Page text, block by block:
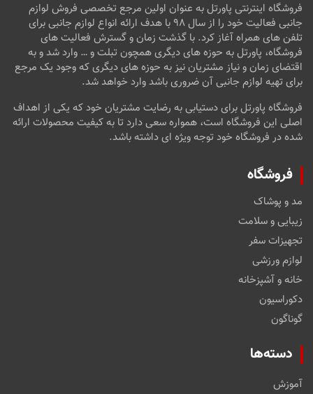
فروشگاه اینترنتی پاورتل به عنوان اولین مرجع تخصصی فروش لوازم
جانبی فعالیت خود را از سال ۹۸ با هدف ارائه انواع لوازم جانبی برای
تلفن های همراه آغاز کرد. با گذشت زمان و گسترش فعالیت های
فروشگاه، پاورتل به حوزه های دیگری همچون تبلت و … وارد شد و به
اقتضای زمان و نیاز مشتریان نیز به حوزه های دیگری که وجود یک مرجع
برای تهیه لوازم جانبی آن ضروری باشد وارد خواهد شد.
فروشگاه پاورتل برای دستیابی به رضایت مشتریان خود که یکی از اهداف
اصلی این فروشگاه است، همواره سعی دارد تا به کیفیت محصولات ارائه
شده در فروشگاه خود توجه ویژه ای داشته باشد.
فروشگاه
مد و پوشاک
زیبایی و سلامت
تجهیزات سفر
لوازم ورزشی
خانه و آشپزخانه
دکوراسیون
گوناگون
دسته‌ها
آموزش